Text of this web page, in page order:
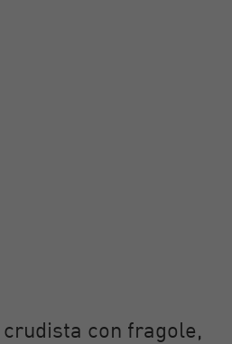
con fragole,